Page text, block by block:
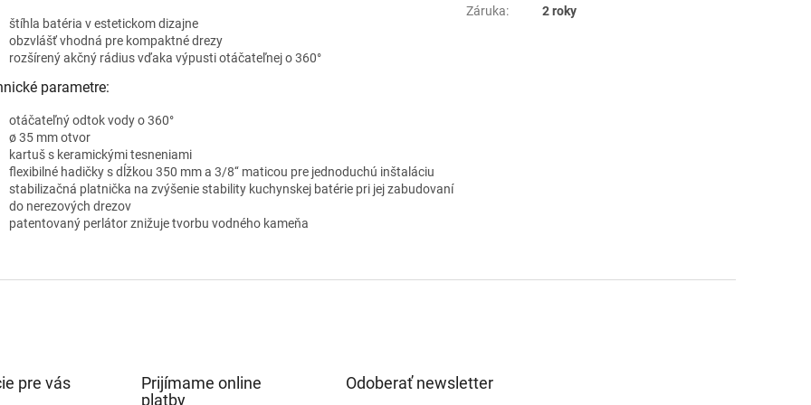
štíhla batéria v estetickom dizajne
obzvlášť vhodná pre kompaktné drezy
rozšírený akčný rádius vďaka výpusti otáčateľnej o 360°
parametre:
otáčateľný odtok vody o 360°
ø 35 mm otvor
kartuš s keramickými tesneniami
flexibilné hadičky s dĺžkou 350 mm a 3/8‘‘ maticou pre jednoduchú inštaláciu
stabilizačná platnička na zvýšenie stability kuchynskej batérie pri jej zabudovaní
do nerezových drezov
patentovaný perlátor znižuje tvorbu vodného kameňa
Záruka: 2 roky
pre vás
Prijímame online
platby
Odoberať newsletter